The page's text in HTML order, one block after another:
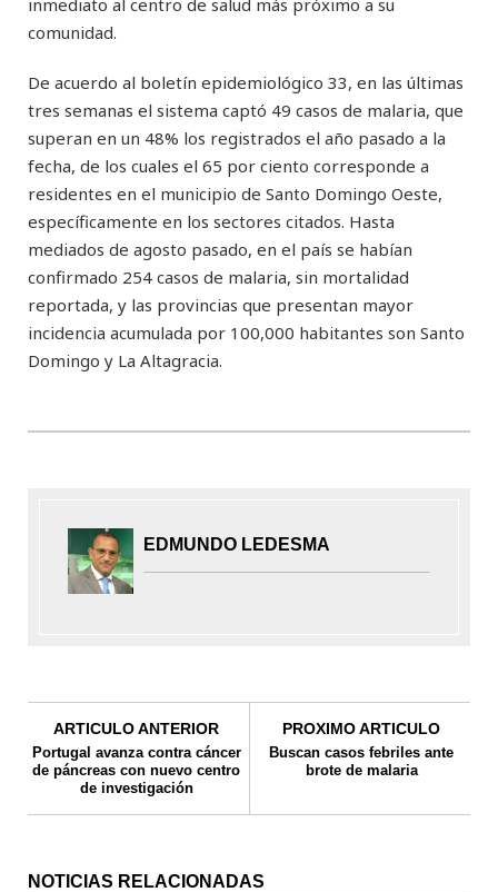
inmediato al centro de salud más próximo a su
comunidad.
De acuerdo al boletín epidemiológico 33, en las últimas
tres semanas el sistema captó 49 casos de malaria, que
superan en un 48% los registrados el año pasado a la
fecha, de los cuales el 65 por ciento corresponde a
residentes en el municipio de Santo Domingo Oeste,
específicamente en los sectores citados. Hasta
mediados de agosto pasado, en el país se habían
confirmado 254 casos de malaria, sin mortalidad
reportada, y las provincias que presentan mayor
incidencia acumulada por 100,000 habitantes son Santo
Domingo y La Altagracia.
EDMUNDO LEDESMA
ARTICULO ANTERIOR
Portugal avanza contra cáncer
de páncreas con nuevo centro
de investigación
PROXIMO ARTICULO
Buscan casos febriles ante
brote de malaria
NOTICIAS RELACIONADAS